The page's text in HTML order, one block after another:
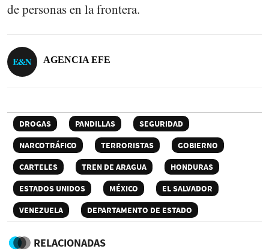
de personas en la frontera.
AGENCIA EFE
DROGAS PANDILLAS
SEGURIDAD
NARCOTRÁFICO
TERRORISTAS
GOBIERNO
CARTELES
TREN DE ARAGUA
HONDURAS
ESTADOS UNIDOS
MÉXICO
EL SALVADOR
VENEZUELA
DEPARTAMENTO DE ESTADO
RELACIONADAS